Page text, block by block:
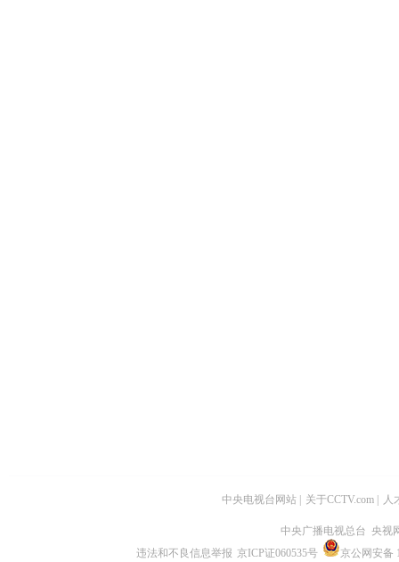
中央电视台网站 关于CCTV.com 人
中央广播电视总台 央视
违法和不良信息举报 京ICP证060535号
京公网安备